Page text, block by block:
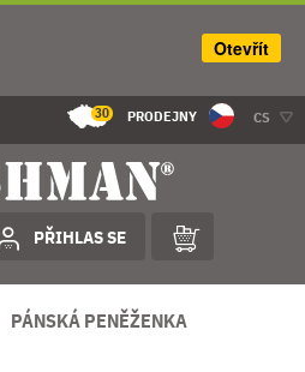
30 PRODEJNY CS
PŘIHLAS SE
PÁNSKÁ PENĚŽENKA
Otevřít